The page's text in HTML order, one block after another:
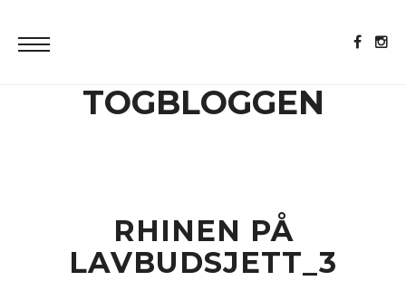
TOGBLOGGEN
RHINEN PÅ
LAVBUDSJETT_3